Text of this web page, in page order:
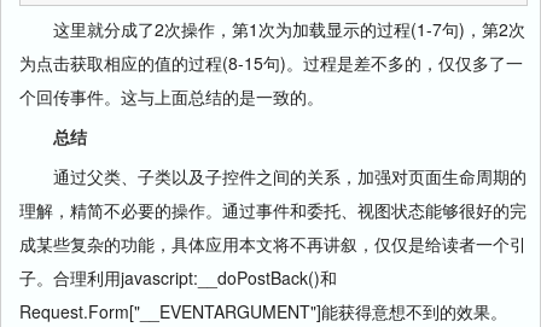
这里就分成了2次操作，第1次为加载显示的过程(1-7句)，第2次
为点击获取相应的值的过程(8-15句)。过程是差不多的，仅仅多了一
个回传事件。这与上面总结的是一致的。
总结
通过父类、子类以及子控件之间的关系，加强对页面生命周期的
理解，精简不必要的操作。通过事件和委托、视图状态能够很好的完
成某些复杂的功能，具体应用本文将不再讲叙，仅仅是给读者一个引
子。合理利用javascript:__doPostBack()和
Request.Form["__EVENTARGUMENT"]能获得意想不到的效果。